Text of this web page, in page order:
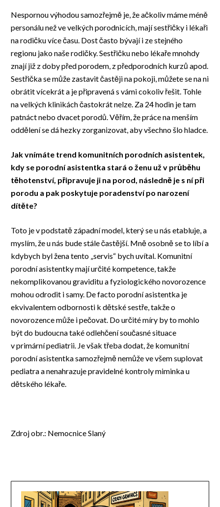
Nespornou výhodou samozřejmě je, že ačkoliv máme méně
personálu než ve velkých porodnicích, mají sestřičky i lékaři
na rodičku více času. Dost často bývají i ze stejného
regionu jako naše rodičky. Sestřičku nebo lékaře mnohdy
znají již z doby před porodem, z předporodních kurzů apod.
Sestřička se může zastavit častěji na pokoji, můžete se na ni
obrátit vícekrát a je připravená s vámi cokoliv řešit. Tohle
na velkých klinikách častokrát nelze. Za 24 hodin je tam
patnáct nebo dvacet porodů. Věřím, že práce na menším
oddělení se dá hezky zorganizovat, aby všechno šlo hladce.
Jak vnímáte trend komunitních porodních asistentek,
kdy se porodní asistentka stará o ženu už v průběhu
těhotenství, připravuje ji na porod, následně je s ní při
porodu a pak poskytuje poradenství po narození
dítěte?
Toto je v podstatě západní model, který se u nás etabluje, a
myslím, že u nás bude stále častější. Mně osobně se to líbí a
kdybych byl žena tento „servis“ bych uvítal. Komunitní
porodní asistentky mají určité kompetence, takže
nekomplikovanou graviditu a fyziologického novorozence
mohou odrodit i samy. De facto porodní asistentka je
ekvivalentem odbornosti k dětské sestře, takže o
novorozence může i pečovat. Do určité míry by to mohlo
být do budoucna také odlehčení současné situace
v primární pediatrii. Je však třeba dodat, že komunitní
porodní asistentka samozřejmě nemůže ve všem suplovat
pediatra a nenahrazuje pravidelné kontroly miminka u
dětského lékaře.
Zdroj obr.: Nemocnice Slaný